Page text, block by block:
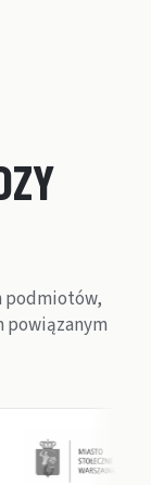
ZY
podmiotów,
powiązanym